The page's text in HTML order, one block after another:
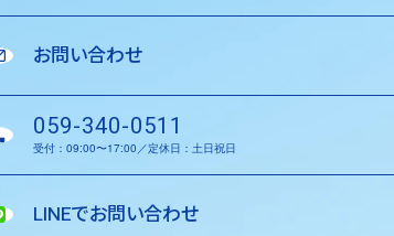
お問い合わせ
059-340-0511
受付：09:00〜17:00／定休日：土日祝日
LINEでお問い合わせ